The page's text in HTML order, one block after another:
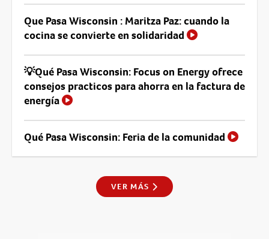
Que Pasa Wisconsin : Maritza Paz: cuando la
cocina se convierte en solidaridad
💡Qué Pasa Wisconsin: Focus on Energy ofrece
consejos practicos para ahorra en la factura de
energía
Qué Pasa Wisconsin: Feria de la comunidad
VER MÁS